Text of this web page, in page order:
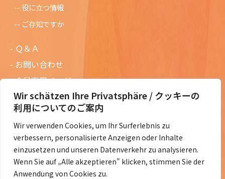
Wir schätzen Ihre Privatsphäre / クッキーの
利用についてのご案内
Wir verwenden Cookies, um Ihr Surferlebnis zu
verbessern, personalisierte Anzeigen oder Inhalte
einzusetzen und unseren Datenverkehr zu analysieren.
Wenn Sie auf „Alle akzeptieren" klicken, stimmen Sie der
Anwendung von Cookies zu.
役に立つ情報
ご存知ですか
Ｑ＆Ａ
お問い合わせ
会員専用ページ
ニュースレターバックナンバー
過去の講演資料
総会議事録
定款・会費規定など
コラムの紹介